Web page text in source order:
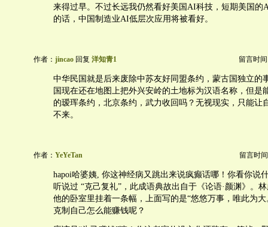
来得过早。不过长远我仍然看好美国AI科技，短期美国的
的话，中国制造业AI低层次应用将被看好。
作者： jincao 回复 洋知青1 留言时间
中华民国就是后来废除中苏友好同盟条约，蒙古国独立的
国现在还在地图上把外兴安岭的土地标为汉语名称，但是
的瑷珲条约，北京条约，武力收回吗？无视现实，只能让
不来。
作者： YeYeTan 留言时
hapoi哈婆姨, 你这神经病又跳出来说疯癫话哪！你看你说
听说过 “克己复礼”，此成语典故出自于《论语·颜渊》。
他的卧室里挂着一条幅，上面写的是“悠悠万事，唯此为
克制自己怎么能赚钱呢？